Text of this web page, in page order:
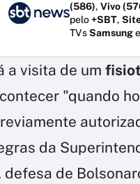
(586), Vivo
pelo+SBT,
TVsSamsunge
a visita de um
"quando
da
defesa de